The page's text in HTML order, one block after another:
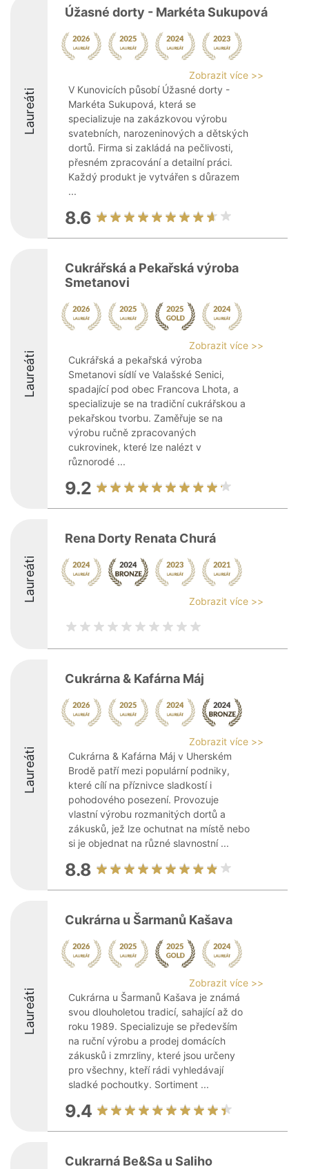
Laureáti
Úžasné dorty - Markéta Sukupová
Zobrazit více >>
V Kunovicích působí Úžasné dorty -
Markéta Sukupová, která se
specializuje na zakázkovou výrobu
svatebních, narozeninových a dětských
dortů. Firma si zakládá na pečlivosti,
přesném zpracování a detailní práci.
Každý produkt je vytvářen s důrazem
...
8.6
Laureáti
Cukrářská a Pekařská výroba
Smetanovi
Zobrazit více >>
Cukrářská a pekařská výroba
Smetanovi sídlí ve Valašské Senici,
spadající pod obec Francova Lhota, a
specializuje se na tradiční cukrářskou a
pekařskou tvorbu. Zaměřuje se na
výrobu ručně zpracovaných
cukrovinek, které lze nalézt v
různorodé ...
9.2
Laureáti
Rena Dorty Renata Churá
Zobrazit více >>
Laureáti
Cukrárna & Kafárna Máj
Zobrazit více >>
Cukrárna & Kafárna Máj v Uherském
Brodě patří mezi populární podniky,
které cílí na příznivce sladkostí i
pohodového posezení. Provozuje
vlastní výrobu rozmanitých dortů a
zákusků, jež lze ochutnat na místě nebo
si je objednat na různé slavnostní ...
8.8
Laureáti
Cukrárna u Šarmanů Kašava
Zobrazit více >>
Cukrárna u Šarmanů Kašava je známá
svou dlouholetou tradicí, sahající až do
roku 1989. Specializuje se především
na ruční výrobu a prodej domácích
zákusků i zmrzliny, které jsou určeny
pro všechny, kteří rádi vyhledávají
sladké pochoutky. Sortiment ...
9.4
Cukrarná Be&Sa u Saliho